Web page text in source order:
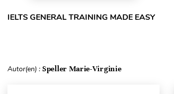
IELTS GENERAL TRAINING MADE EASY
Autor(en) : Speller Marie-Virginie